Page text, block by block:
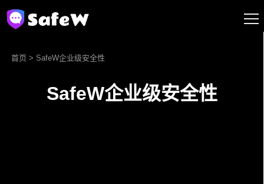
首页 > SafeW企业级安全性
SafeW企业级安全性